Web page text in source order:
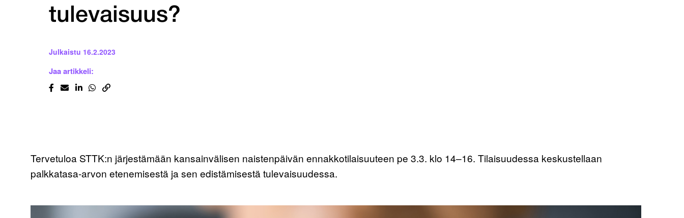
tulevaisuus?
Julkaistu 16.2.2023
Jaa artikkeli:
Tervetuloa STTK:n järjestämään kansainvälisen naistenpäivän ennakkotilaisuuteen pe 3.3. klo 14–16. Tilaisuudessa keskustellaan
palkkatasa-arvon etenemisestä ja sen edistämisestä tulevaisuudessa.